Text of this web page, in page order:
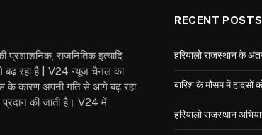
राजनितिक इत्यादि
बढ़ रहा है | V24 न्यूज चैनल का
के कारण अपनी गति से आगे बढ़ रहा
की जाती है। V24 में
RECENT POSTS
हरियालो राजस्थान के
बारिश के मौसम में
हरियालो राजस्थान